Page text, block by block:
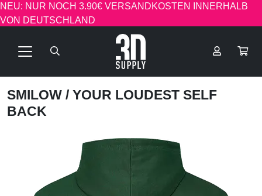
NEU: NUR NOCH 3.90€ VERSANDKOSTEN INNERHALB
VON DEUTSCHLAND
SMILOW / YOUR LOUDEST SELF
BACK